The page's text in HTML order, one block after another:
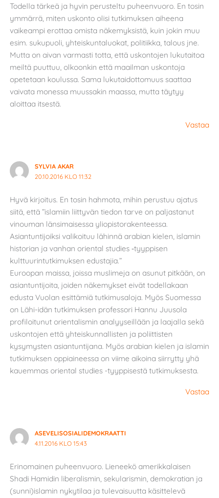
Todella tärkeä ja hyvin perusteltu puheenvuoro. En tosin
ymmärrä, miten uskonto olisi tutkimuksen aiheena
vaikeampi erottaa omista näkemyksistä, kuin jokin muu
esim. sukupuoli, yhteiskuntaluokat, politiikka, talous jne.
Mutta on aivan varmasti totta, että uskontojen lukutaitoa
meiltä puuttuu, olkoonkin että maailman uskontoja
opetetaan koulussa. Sama lukutaidottomuus saattaa
vaivata monessa muussakin maassa, mutta täytyy
aloittaa itsestä.
Vastaa
SYLVIA AKAR
20.10.2016 KLO 11:32
Hyvä kirjoitus. En tosin hahmota, mihin perustuu ajatus
siitä, että ”islamiin liittyvän tiedon tarve on paljastanut
vinouman länsimaisessa yliopistorakenteessa.
Asiantuntijoiksi valikoituu lähinnä arabian kielen, islamin
historian ja vanhan oriental studies ‑tyyppisen
kulttuurintutkimuksen edustajia.”
Euroopan maissa, joissa muslimeja on asunut pitkään, on
asiantuntijoita, joiden näkemykset eivät todellakaan
edusta Vuolan esittämiä tutkimusaloja. Myös Suomessa
on Lähi-idän tutkimuksen professori Hannu Juusola
profiloitunut orientalismin analyyseillään ja laajalla sekä
uskontojen että yhteiskunnallisten ja poliittisten
kysymysten asiantuntijana. Myös arabian kielen ja islamin
tutkimuksen oppiaineessa on viime aikoina siirrytty yhä
kauemmas oriental studies -tyyppisestä tutkimuksesta.
Vastaa
ASEVELISOSIALIDEMOKRAATTI
4.11.2016 KLO 15:43
Erinomainen puheenvuoro. Lieneekö amerikkalaisen
Shadi Hamidin liberalismin, sekularismin, demokratian ja
(sunni)islamin nykytilaa ja tulevaisuutta käsittelevä